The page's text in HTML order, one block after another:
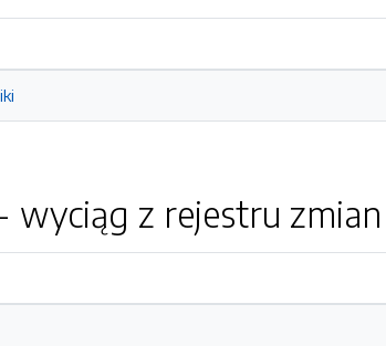
wyciąg z rejestru zmian